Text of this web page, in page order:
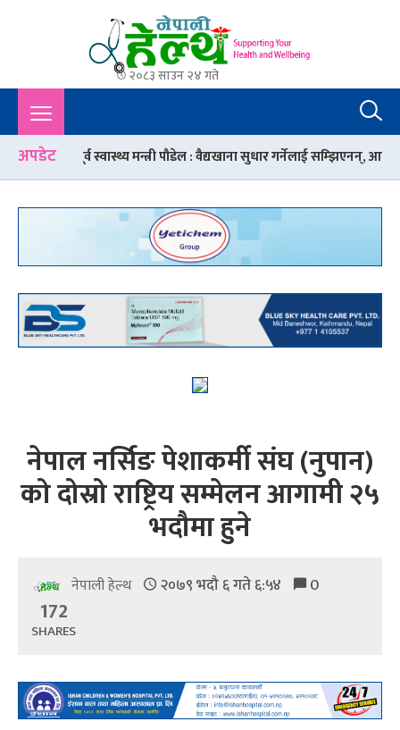
Nepali Health
A Complete Health News Portal From Nepal : Article, Tips,
Sex, Beauty, Policy, Interview, International Health, Nepal
Health,
२०८३ साउन २४ गते
अपडेट
स्वास्थ्य मन्त्री पौडेल : वैद्यखाना सुधार गर्नेलाई सम्झिएनन्, आफै लिदैछन् जस
नेपाल नर्सिङ पेशाकर्मी संघ (नुपान)
को दोस्रो राष्ट्रिय सम्मेलन आगामी २५
भदौमा हुने
नेपाली हेल्थ २०७९ भदौ ६ गते ६:५४ 0
172
SHARES